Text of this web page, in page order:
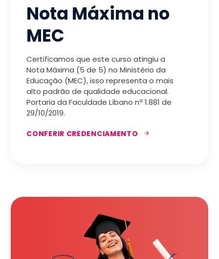
Nota Máxima no
MEC
Certificamos que este curso atingiu a
Nota Máxima (5 de 5) no Ministério da
Educação (MEC), isso representa o mais
alto padrão de qualidade educacional.
Portaria da Faculdade Líbano nª 1.881 de
29/10/2019.
CONFERIR CREDENCIAMENTO